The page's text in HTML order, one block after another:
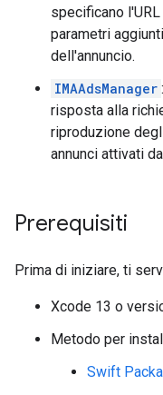
specificano l'URL
parametri
dell'annuncio.
IMAAdsManager
risposta alla
riproduzione
annunci attivati
Prerequisiti
Prima di iniziare, ti
Xcode 13 o
Metodo per
Swift